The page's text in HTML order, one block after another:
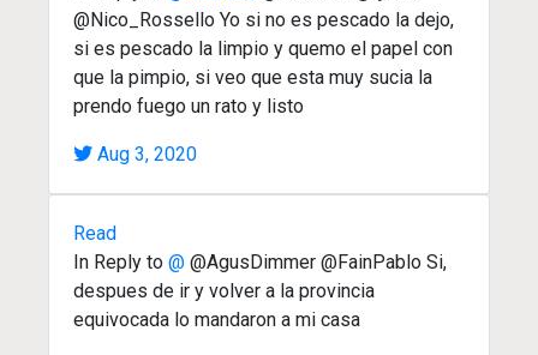
@Nico_Rossello Yo si no es pescado la dejo,
si es pescado la limpio y quemo el papel con
que la pimpio, si veo que esta muy sucia la
prendo fuego un rato y listo
Aug 3, 2020
Read
In Reply to @ @AgusDimmer @FainPablo Si,
despues de ir y volver a la provincia
equivocada lo mandaron a mi casa